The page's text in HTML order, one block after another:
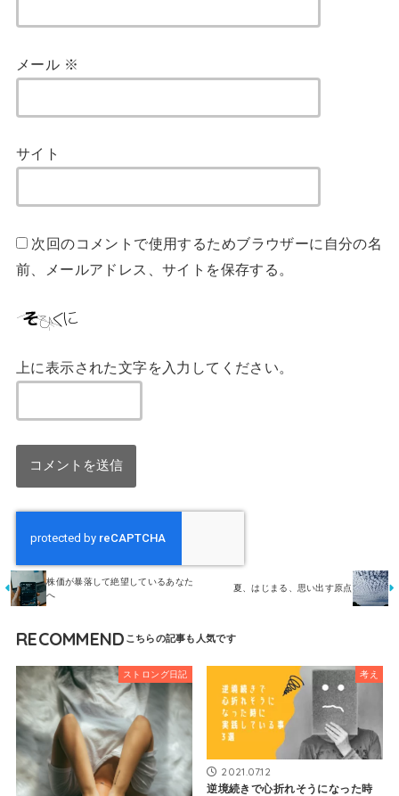
メール ※
サイト
次回のコメントで使用するためブラウザーに自分の名
前、メールアドレス、サイトを保存する。
上に表示された文字を入力してください。
株価が暴落して絶望しているあなた
へ
夏、はじまる、思い出す原点
RECOMMEND
ストロング日記 考え
2021.07.12
逆境続きで心折れそうになった時